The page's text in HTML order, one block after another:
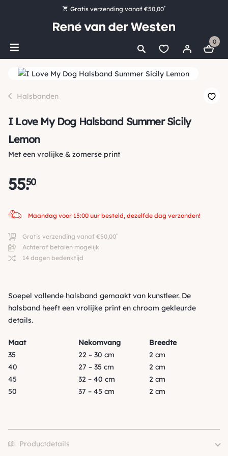
Gratis verzending vanaf €50,00*
Bestel nu, betaal later met Klarna
Ruim 16.000 artikelen op voorraad
0
Halsbanden
I Love My Dog Halsband Summer Sicily
Lemon
Met een vrolijke & zomerse print
55.
50
Maandag voor 15:00 uur besteld, dezelfde dag verzonden!
Gratis verzending vanaf €50,00*
Achteraf betalen mogelijk
14 dagen bedenktijd
Soepel vallende halsband gemaakt van kunstleer. De
halsband heeft een vrolijke print en chroom gekleurde
details.
Maat Nekomvang
Breedte
35
22 – 30 cm
2 cm
40
27 – 35 cm
2 cm
45
32 – 40 cm
2 cm
50
37 – 45 cm 2 cm
Productdetails